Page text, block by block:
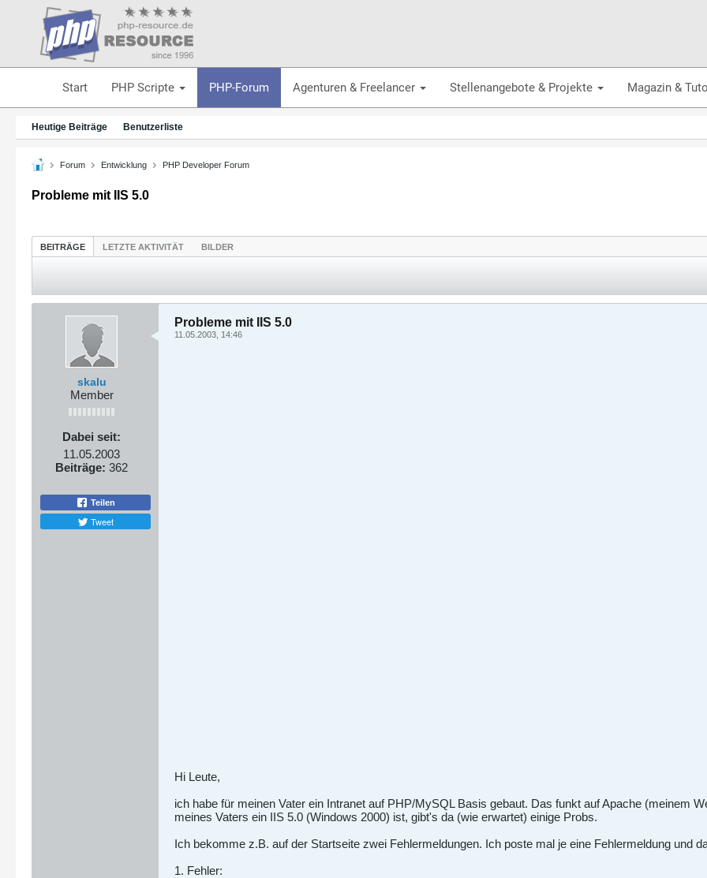
Start PHP Scripte PHP-Forum Agenturen & Freelancer Stellenangebote & Projekte Magazin &
Heutige Beiträge Benutzerliste
Forum Entwicklung PHP Developer Forum
Probleme mit IIS 5.0
BEITRÄGE LETZTE AKTIVITÄT BILDER
skalu
Member
Dabei seit:
11.05.2003
Beiträge: 362
Teilen
Tweet
Probleme mit IIS 5.0
11.05.2003, 14:46
Hi Leute,
ich habe für meinen Vater ein Intranet auf PHP/MySQL Basis gebaut. Das funkt auf Apache (meinem
meines Vaters ein IIS 5.0 (Windows 2000) ist, gibt's da (wie erwartet) einige Probs.
Ich bekomme z.B. auf der Startseite zwei Fehlermeldungen. Ich poste mal je eine Fehlermeldung und
1. Fehler: